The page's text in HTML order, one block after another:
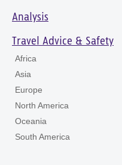
Analysis
Travel Advice & Safety
Africa
Asia
Europe
North America
Oceania
South America